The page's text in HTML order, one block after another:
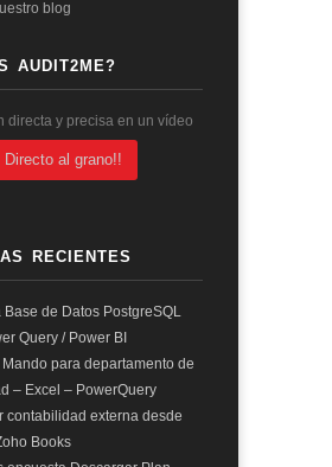
AUDIT2ME?
directa y precisa en un vídeo
Directo al grano!!
RECIENTES
de Datos PostgreSQL
Query / Power BI
para departamento de
– Excel – PowerQuery
contabilidad externa desde
Books